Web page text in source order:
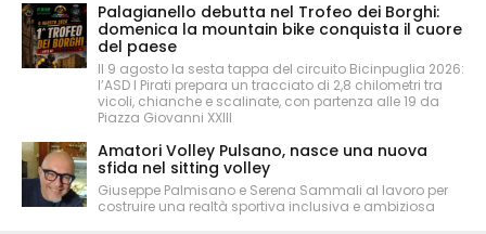
Palagianello debutta nel Trofeo dei Borghi:
domenica la mountain bike conquista il cuore
del paese
Il 9 agosto la sesta tappa del circuito Bicinpuglia 2026:
l’ASD I Pirati prepara un tracciato di 2,8 chilometri tra
vicoli, chianche e scalinate, con partenza alle 19 da
Piazza Giovanni XXIII
Amatori Volley Pulsano, nasce una nuova
sfida nel sitting volley
Giuseppe Palmisano e Serena Sammali al lavoro per
costruire una realtà sportiva inclusiva e ambiziosa